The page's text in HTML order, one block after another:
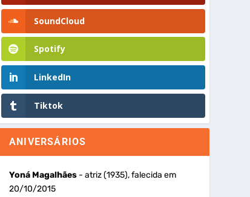
SoundCloud
Spotify
LinkedIn
Tiktok
ANIVERSÁRIOS
Yoná Magalhães- atriz (1935), falecida em
20/10/2015